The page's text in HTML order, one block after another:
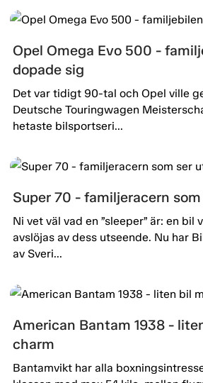
Opel Omega Evo 500 -
dopade sig
Det var tidigt 90-tal och Opel ville
Deutsche Touringwagen
hetaste bilsportseri...
Super 70 - familjeracern
Ni vet väl vad en ”sleeper” är: en bil
avslöjas av dess utseende. Nu har
av Sveri...
American Bantam 1938 -
charm
Bantamvikt har alla